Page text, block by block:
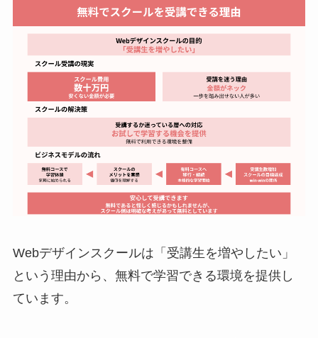
Webデザインスクールは「受講生を増やしたい」
という理由から、無料で学習できる環境を提供し
ています。